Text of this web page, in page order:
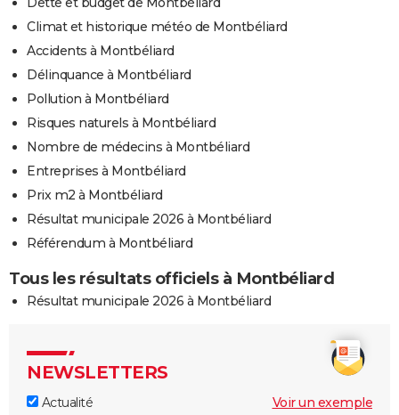
Climat et historique météo de Montbéliard
Accidents à Montbéliard
Délinquance à Montbéliard
Pollution à Montbéliard
Risques naturels à Montbéliard
Nombre de médecins à Montbéliard
Entreprises à Montbéliard
Prix m2 à Montbéliard
Résultat municipale 2026 à Montbéliard
Référendum à Montbéliard
Tous les résultats officiels à Montbéliard
Résultat municipale 2026 à Montbéliard
NEWSLETTERS
Actualité
Voir un exemple